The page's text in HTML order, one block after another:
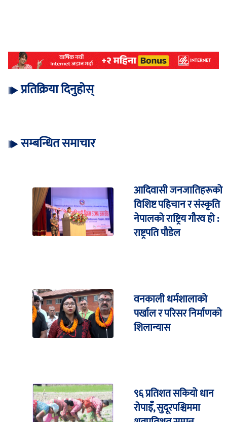
प्रतिक्रिया दिनुहोस्
सम्बन्धित समाचार
आदिवासी जनजातिहरूको
विशिष्ट पहिचान र संस्कृति
नेपालको राष्ट्रिय गौरव हो :
राष्ट्रपति पौडेल
वनकाली धर्मशालाको
पर्खाल र परिसर निर्माणको
शिलान्यास
९६ प्रतिशत सकियो धान
रोपाइँ, सुदूरपश्चिममा